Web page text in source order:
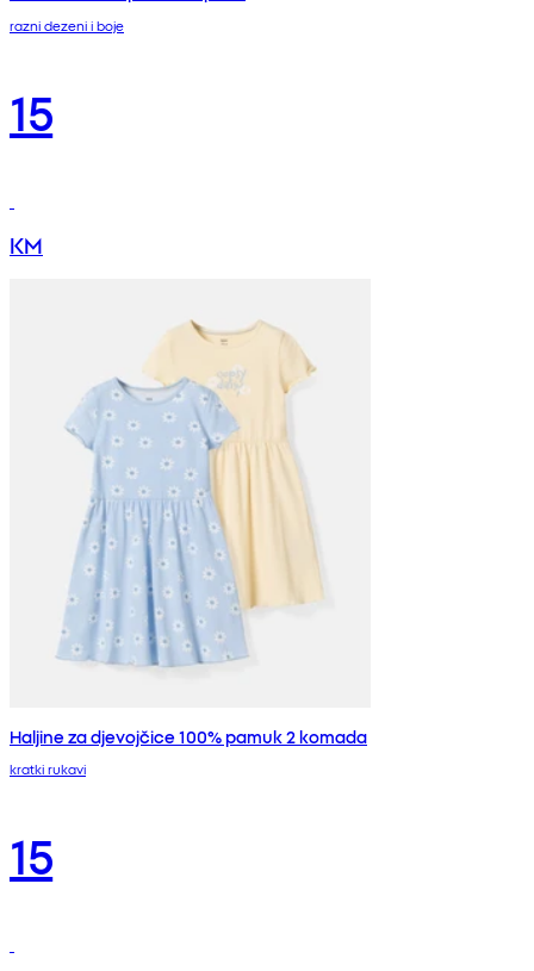
razni dezeni i boje
15
KM
Haljine za djevojčice 100% pamuk 2 komada
kratki rukavi
15